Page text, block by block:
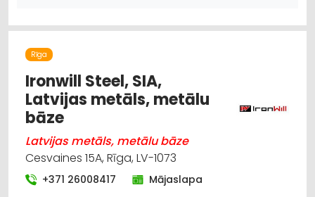
Rīga
Ironwill Steel, SIA,
Latvijas metāls, metālu
bāze
Latvijas metāls, metālu bāze
Cesvaines 15A, Rīga, LV-1073
+371 26008417 Mājaslapa